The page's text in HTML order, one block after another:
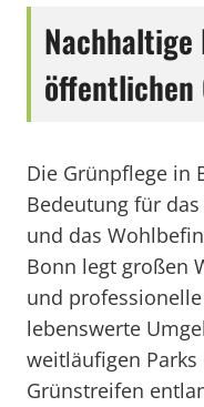
Nachhaltige
öffentlichen
Die Grünpflege in
Bedeutung für
und das
Bonn legt großen
und
lebenswerte
weitläufigen
Grünstreifen